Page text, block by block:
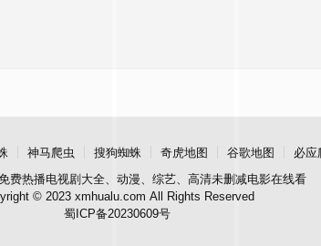
神马爬虫 搜狗蜘蛛 奇虎地图 谷歌地图
必应
费热播电视剧大全、动漫、综艺、高清未删减电影在线看
© 2023 xmhualu.com All Rights Reserved
蜀ICP备20230609号